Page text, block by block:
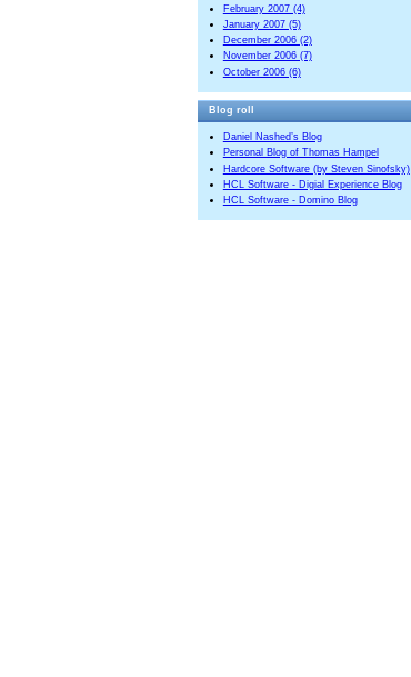
February 2007 (4)
January 2007 (5)
December 2006 (2)
November 2006 (7)
October 2006 (6)
Blog roll
Daniel Nashed’s Blog
Personal Blog of Thomas Hampel
Hardcore Software (by Steven Sinofsky)
HCL Software - Digial Experience Blog
HCL Software - Domino Blog